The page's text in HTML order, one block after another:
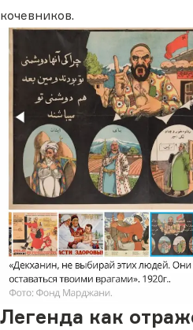
кочевников.
Легенда как